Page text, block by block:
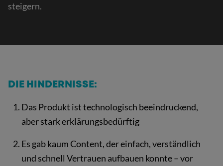
steigern.
DIE HINDERNISSE:
Das Produkt ist technologisch beeindruckend,
aber stark erklärungsbedürftig
Es gab kaum Content, der einfach, verständlich
und schnell Vertrauen aufbauen konnte – vor